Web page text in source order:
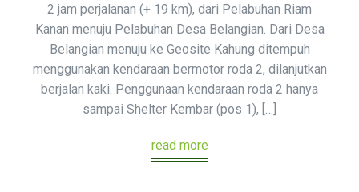
2 jam perjalanan (+ 19 km), dari Pelabuhan Riam
Kanan menuju Pelabuhan Desa Belangian. Dari Desa
Belangian menuju ke Geosite Kahung ditempuh
menggunakan kendaraan bermotor roda 2, dilanjutkan
berjalan kaki. Penggunaan kendaraan roda 2 hanya
sampai Shelter Kembar (pos 1), […]
read more